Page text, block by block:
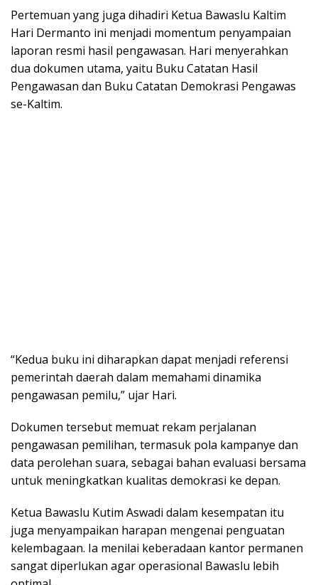
Pertemuan yang juga dihadiri Ketua Bawaslu Kaltim
Hari Dermanto ini menjadi momentum penyampaian
laporan resmi hasil pengawasan. Hari menyerahkan
dua dokumen utama, yaitu Buku Catatan Hasil
Pengawasan dan Buku Catatan Demokrasi Pengawas
se-Kaltim.
“Kedua buku ini diharapkan dapat menjadi referensi
pemerintah daerah dalam memahami dinamika
pengawasan pemilu,” ujar Hari.
Dokumen tersebut memuat rekam perjalanan
pengawasan pemilihan, termasuk pola kampanye dan
data perolehan suara, sebagai bahan evaluasi bersama
untuk meningkatkan kualitas demokrasi ke depan.
Ketua Bawaslu Kutim Aswadi dalam kesempatan itu
juga menyampaikan harapan mengenai penguatan
kelembagaan. Ia menilai keberadaan kantor permanen
sangat diperlukan agar operasional Bawaslu lebih